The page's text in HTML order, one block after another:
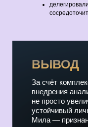
ВЫВОД
За счёт
внедрения
не просто
устойчивый
Мила —